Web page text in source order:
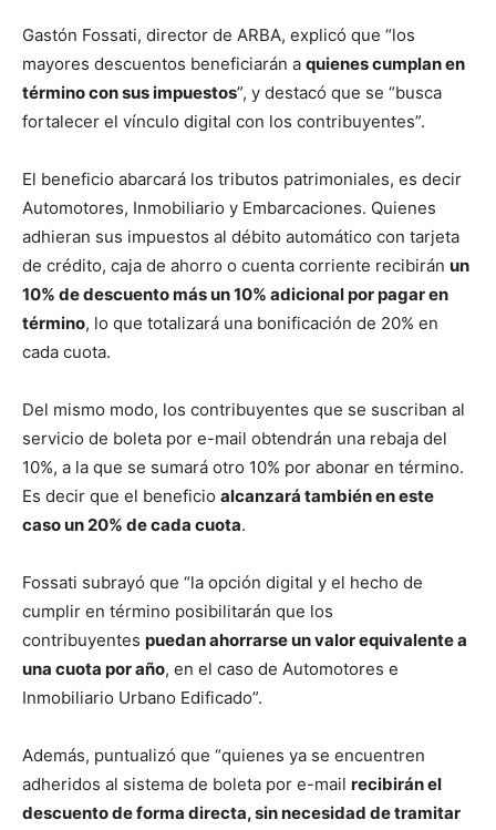
Gastón Fossati, director de ARBA, explicó que “los
mayores descuentos beneficiarán a quienes cumplan en
término con sus impuestos”, y destacó que se “busca
fortalecer el vínculo digital con los contribuyentes”.
El beneficio abarcará los tributos patrimoniales, es decir
Automotores, Inmobiliario y Embarcaciones. Quienes
adhieran sus impuestos al débito automático con tarjeta
de crédito, caja de ahorro o cuenta corriente recibirán un
10% de descuento más un 10% adicional por pagar en
término, lo que totalizará una bonificación de 20% en
cada cuota.
Del mismo modo, los contribuyentes que se suscriban al
servicio de boleta por e-mail obtendrán una rebaja del
10%, a la que se sumará otro 10% por abonar en término.
Es decir que el beneficio alcanzará también en este
caso un 20% de cada cuota.
Fossati subrayó que “la opción digital y el hecho de
cumplir en término posibilitarán que los
contribuyentes puedan ahorrarse un valor equivalente a
una cuota por año, en el caso de Automotores e
Inmobiliario Urbano Edificado”.
Además, puntualizó que “quienes ya se encuentren
adheridos al sistema de boleta por e-mail recibirán el
descuento de forma directa, sin necesidad de tramitar